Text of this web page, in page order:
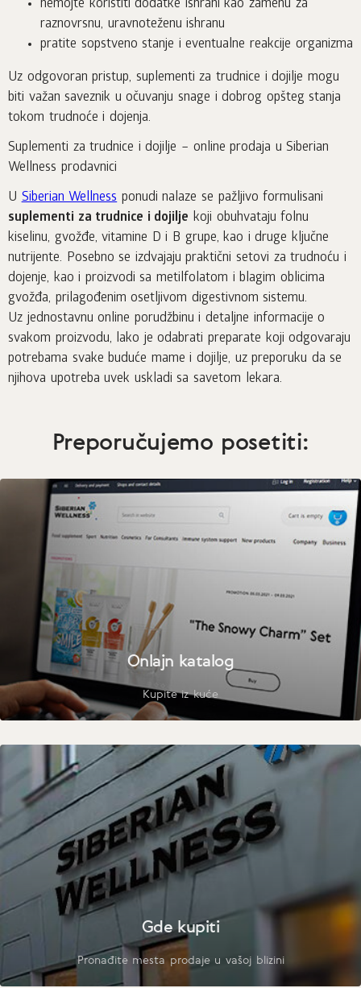
nemojte koristiti dodatke ishrani kao zamenu za
raznovrsnu, uravnoteženu ishranu
pratite sopstveno stanje i eventualne reakcije organizma
Uz odgovoran pristup, suplementi za trudnice i dojilje mogu
biti važan saveznik u očuvanju snage i dobrog opšteg stanja
tokom trudnoće i dojenja.
Suplementi za trudnice i dojilje – online prodaja u Siberian
Wellness prodavnici
USiberian Wellnessponudi nalaze se pažljivo formulisani
suplementi za trudnice i dojilje koji obuhvataju folnu
kiselinu, gvožđe, vitamine D i B grupe, kao i druge ključne
nutrijente. Posebno se izdvajaju praktični setovi za trudnoću i
dojenje, kao i proizvodi sa metilfolatom i blagim oblicima
gvožđa, prilagođenim osetljivom digestivnom sistemu.
Uz jednostavnu online porudžbinu i detaljne informacije o
svakom proizvodu, lako je odabrati preparate koji odgovaraju
potrebama svake buduće mame i dojilje, uz preporuku da se
njihova upotreba uvek uskladi sa savetom lekara.
Preporučujemo posetiti:
Onlajn katalog
Kupite iz kuće
Gde kupiti
Pronađite mesta prodaje u vašoj blizini